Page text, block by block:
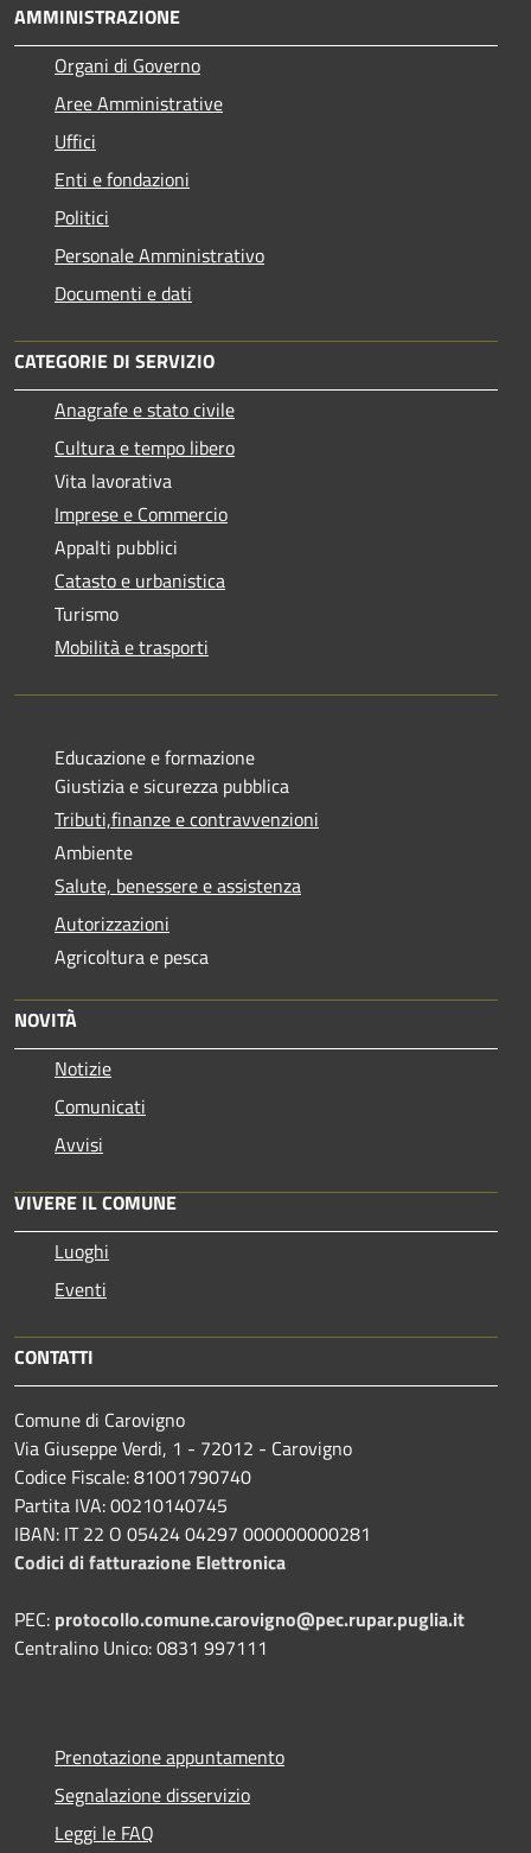
AMMINISTRAZIONE
Organi di Governo
Aree Amministrative
Uffici
Enti e fondazioni
Politici
Personale Amministrativo
Documenti e dati
CATEGORIE DI SERVIZIO
Anagrafe e stato civile
Cultura e tempo libero
Vita lavorativa
Imprese e Commercio
Appalti pubblici
Catasto e urbanistica
Turismo
Mobilità e trasporti
Educazione e formazione
Giustizia e sicurezza pubblica
Tributi,finanze e contravvenzioni
Ambiente
Salute, benessere e assistenza
Autorizzazioni
Agricoltura e pesca
NOVITÀ
Notizie
Comunicati
Avvisi
VIVERE IL COMUNE
Luoghi
Eventi
CONTATTI
Comune di Carovigno
Via Giuseppe Verdi, 1 - 72012 - Carovigno
Codice Fiscale: 81001790740
Partita IVA: 00210140745
IBAN: IT 22 O 05424 04297 000000000281
Codici di fatturazione Elettronica
PEC: protocollo.comune.carovigno@pec.rupar.puglia.it
Centralino Unico: 0831 997111
Prenotazione appuntamento
Segnalazione disservizio
Leggi le FAQ